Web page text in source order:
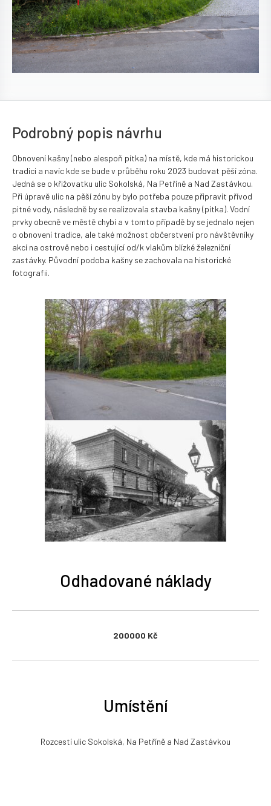
Podrobný popis návrhu
Obnovení kašny (nebo alespoň pítka) na místě, kde má historickou
tradici a navíc kde se bude v průběhu roku 2023 budovat pěší zóna.
Jedná se o křižovatku ulic Sokolská, Na Petříně a Nad Zastávkou.
Při úpravě ulic na pěší zónu by bylo potřeba pouze připravit přívod
pitné vody, následně by se realizovala stavba kašny (pítka). Vodní
prvky obecně ve městě chybí a v tomto případě by se jednalo nejen
o obnovení tradice, ale také možnost občerstvení pro návštěvníky
akcí na ostrově nebo i cestující od/k vlakům blízké železniční
zastávky. Původní podoba kašny se zachovala na historické
fotografii.
Odhadované náklady
200000 Kč
Umístění
Rozcestí ulic Sokolská, Na Petříně a Nad Zastávkou